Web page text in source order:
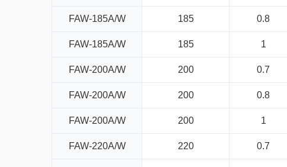
FAW-185A/W 185 0.8
FAW-185A/W 185 1
FAW-200A/W 200 0.7
FAW-200A/W 200 0.8
FAW-200A/W 200 1
FAW-220A/W 220 0.7